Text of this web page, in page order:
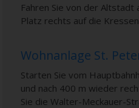
Fahren Sie von der
Platz rechts auf die
Wohnanlage St.
Starten Sie vom
und nach 400 m wieder
Sie die Walter-Meckauer-